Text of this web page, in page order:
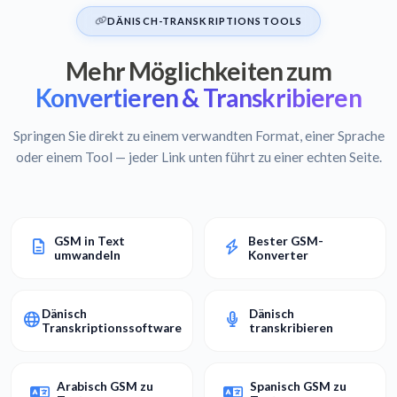
DÄNISCH-TRANSKRIPTIONSTOOLS
Mehr Möglichkeiten zum
Konvertieren & Transkribieren
Springen Sie direkt zu einem verwandten Format, einer Sprache
oder einem Tool — jeder Link unten führt zu einer echten Seite.
GSM in Text
umwandeln
Bester GSM-
Konverter
Dänisch
Transkriptionssoftware
Dänisch
transkribieren
Arabisch GSM zu
Spanisch GSM zu